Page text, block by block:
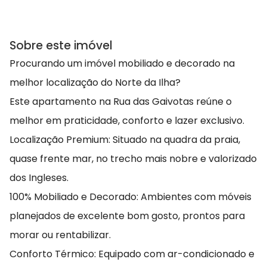
Sobre este imóvel
Procurando um imóvel mobiliado e decorado na
melhor localização do Norte da Ilha?
Este apartamento na Rua das Gaivotas reúne o
melhor em praticidade, conforto e lazer exclusivo.
Localização Premium: Situado na quadra da praia,
quase frente mar, no trecho mais nobre e valorizado
dos Ingleses.
100% Mobiliado e Decorado: Ambientes com móveis
planejados de excelente bom gosto, prontos para
morar ou rentabilizar.
Conforto Térmico: Equipado com ar-condicionado e